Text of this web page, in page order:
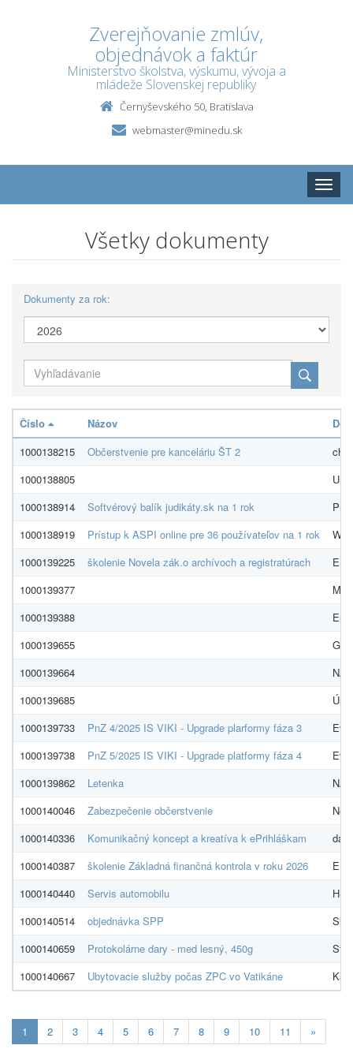
Zverejňovanie zmlúv,
objednávok a faktúr
Ministerstvo školstva, výskumu, vývoja a
mládeže Slovenskej republiky
Černyševského 50, Bratislava
webmaster@minedu.sk
Toggle
Všetky dokumenty
Dokumenty za rok:
Číslo Názov
1000138215
Občerstvenie pre kanceláriu ŠT 2
1000138805
1000138914
Softvérový balík judikáty.sk na 1 rok
1000138919
Prístup k ASPI online pre 36 používateľov na 1 rok
1000139225
školenie Novela zák.o archívoch a registratúrach
1000139377
1000139388
1000139655
1000139664
1000139685
1000139733
PnZ 4/2025 IS VIKI - Upgrade plarformy fáza 3
1000139738
PnZ 5/2025 IS VIKI - Upgrade platformy fáza 4
1000139862
Letenka
1000140046
Zabezpečenie občerstvenie
1000140336
Komunikačný koncept a kreatíva k ePrihláškam
1000140387
školenie Základná finančná kontrola v roku 2026
1000140440
Servis automobilu
HS
1000140514
objednávka SPP
1000140659
Protokolárne dary - med lesný, 450g
1000140667
Ubytovacie služby počas ZPC vo Vatikáne
1 Aktualna-
stranka
2 3 4 5 6 7 8 9 10 11 »